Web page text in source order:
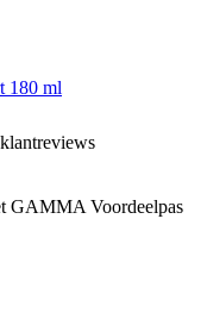
180 ml
GAMMA Voordeelpas